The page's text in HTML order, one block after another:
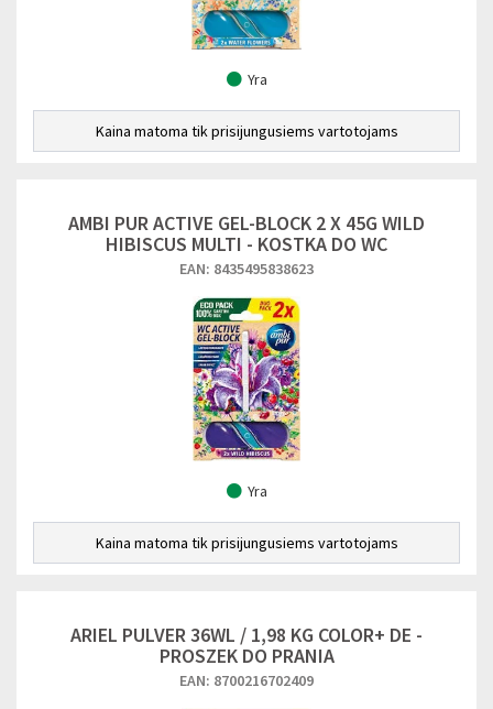
Yra
Kaina matoma tik prisijungusiems vartotojams
AMBI PUR ACTIVE GEL-BLOCK 2 X 45G WILD
HIBISCUS MULTI - KOSTKA DO WC
EAN: 8435495838623
Yra
Kaina matoma tik prisijungusiems vartotojams
ARIEL PULVER 36WL / 1,98 KG COLOR+ DE -
PROSZEK DO PRANIA
EAN: 8700216702409